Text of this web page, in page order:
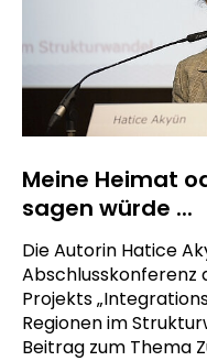
Meine Heimat
sagen würde ...
Die Autorin Hatice
Abschlusskonferenz
Projekts
Regionen im
Beitrag zum Thema